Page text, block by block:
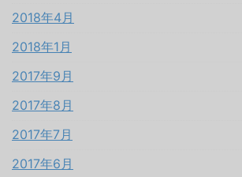
2018年4月
2018年1月
2017年9月
2017年8月
2017年7月
2017年6月